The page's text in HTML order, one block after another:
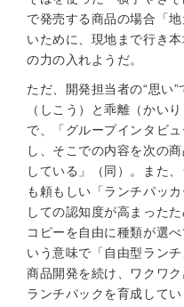
で発売する商品の場合「
いために、現地まで行き
の力の入れようだ。
ただ、開発担当者の“思い
（しこう）と乖離（かい
で、「グループインタビ
し、そこでの内容を次の
している」（同）。また
も頼もしい「ランチパッ
しての認知度が高まった
コピーを自由に種類が選
いう意味で「自由型ラン
商品開発を続け、ワクワ
ランチパックを育成してい